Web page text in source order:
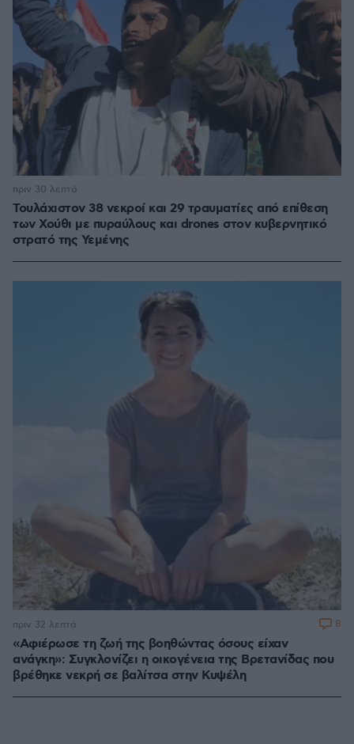
Τουλάχιστον 38 νεκροί και 29 τραυματίες από επίθεση
των Χούθι με πυραύλους και drones στον κυβερνητικό
στρατό της Υεμένης
πριν 30 λεπτά
«Αφιέρωσε τη ζωή της βοηθώντας όσους είχαν
ανάγκη»: Συγκλονίζει η οικογένεια της Βρετανίδας που
βρέθηκε νεκρή σε βαλίτσα στην Κυψέλη
πριν 32 λεπτά 8